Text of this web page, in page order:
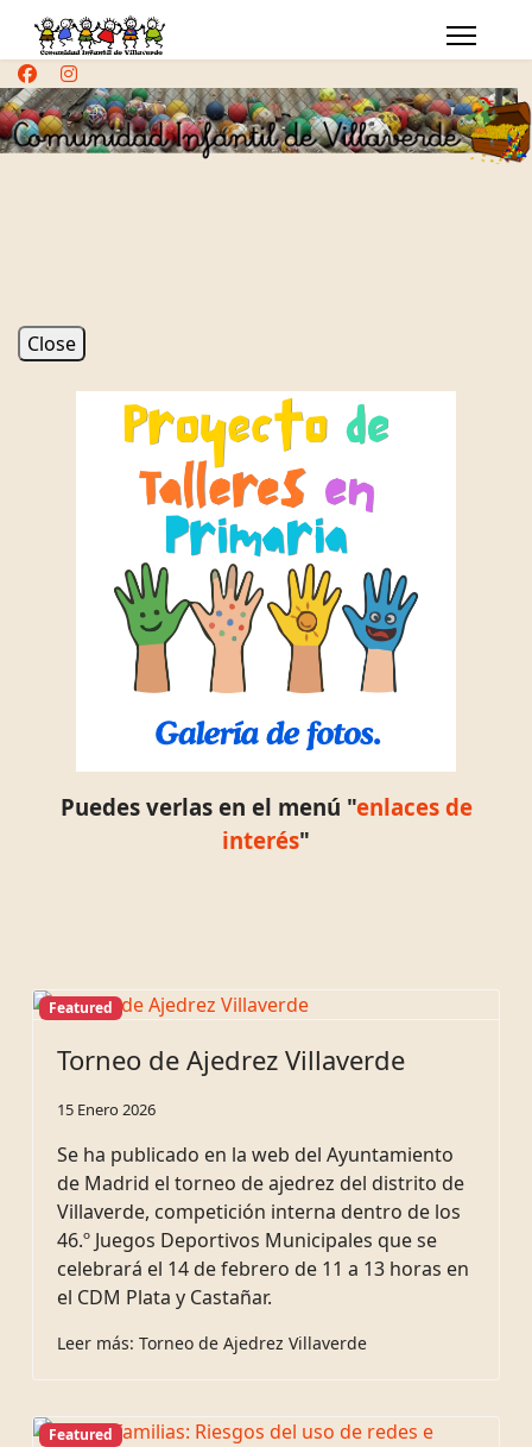
Close
Puedes verlas en el menú "enlaces de
interés"
Featured
Torneo de Ajedrez Villaverde
15 Enero 2026
Se ha publicado en la web del Ayuntamiento
de Madrid el torneo de ajedrez del distrito de
Villaverde, competición interna dentro de los
46.º Juegos Deportivos Municipales que se
celebrará el 14 de febrero de 11 a 13 horas en
el CDM Plata y Castañar.
Leer más: Torneo de Ajedrez Villaverde
Featured